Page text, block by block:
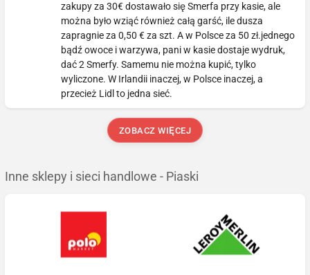
zakupy za 30€ dostawało się Smerfa przy kasie, ale
można było wziąć również całą garść, ile dusza
zapragnie za 0,50 € za szt. A w Polsce za 50 zł.jednego
bądź owoce i warzywa, pani w kasie dostaje wydruk,
dać 2 Smerfy. Samemu nie można kupić, tylko
wyliczone. W Irlandii inaczej, w Polsce inaczej, a
przecież Lidl to jedna sieć.
ZOBACZ WIĘCEJ
Inne sklepy i sieci handlowe - Piaski